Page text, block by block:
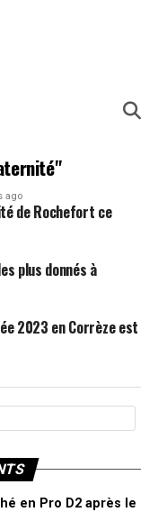
ago
de Rochefort ce
plus donnés à
2023 en Corrèze est
en Pro D2 après le